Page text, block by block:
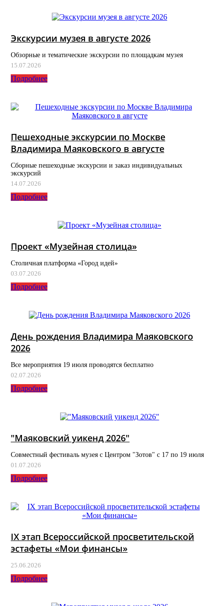
Экскурсии музея в августе 2026
Обзорные и тематические экскурсии по площадкам музея
15.07.2026
Подробнее
Пешеходные экскурсии по Москве
Владимира Маяковского в августе
Сборные пешеходные экскурсии и заказ индивидуальных
экскурсий
14.07.2026
Подробнее
Проект «Музейная столица»
Столичная платформа «Город идей»
03.07.2026
Подробнее
День рождения Владимира Маяковского
2026
Все мероприятия 19 июля проводятся бесплатно
02.07.2026
Подробнее
"Маяковский уикенд 2026"
Совместный фестиваль музея с Центром "Зотов" с 17 по 19 июля
01.07.2026
Подробнее
IX этап Всероссийской просветительской
эстафеты «Мои финансы»
25.06.2026
Подробнее